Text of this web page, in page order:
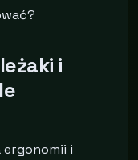
i
i